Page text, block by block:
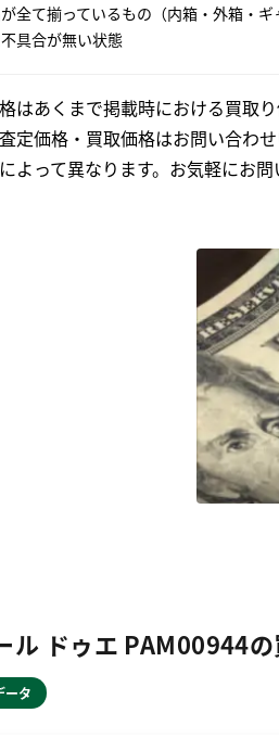
全て揃っているもの（内箱・外箱・ギ
具合が無い状態
はあくまで掲載時における買取
定価格・買取価格はお問い合わ
よって異なります。お気軽にお問
ル ドゥエ PAM00944
ータ